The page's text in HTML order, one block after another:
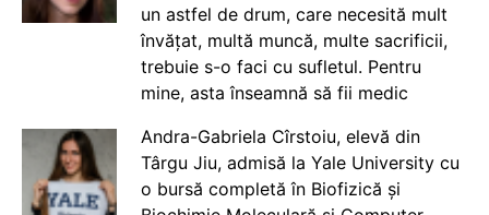
un astfel de drum, care necesită mult
învățat, multă muncă, multe sacrificii,
trebuie s-o faci cu sufletul. Pentru
mine, asta înseamnă să fii medic
Andra-Gabriela Cîrstoiu, elevă din
Târgu Jiu, admisă la Yale University cu
o bursă completă în Biofizică și